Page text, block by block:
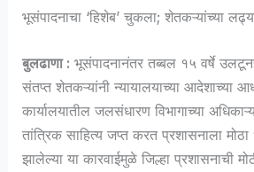
भूसंपादनाचा ‘हिशेब’ चुकला; शेतकऱ्यांच्या
बुलढाणा : भूसंपादनानंतर तब्बल १५ वर्षे
संतप्त शेतकऱ्यांनी न्यायालयाच्या आदेशाच्या
कार्यालयातील जलसंधारण विभागाच्या
तांत्रिक साहित्य जप्त करत प्रशासनाला मोठा
झालेल्या या कारवाईमुळे जिल्हा प्रशासनाची